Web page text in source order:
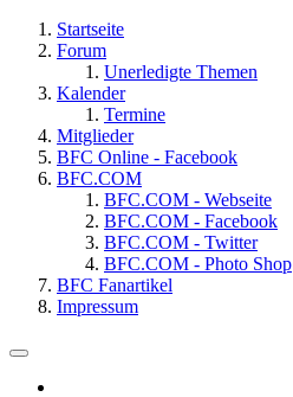
Startseite
Forum
Unerledigte Themen
Kalender
Termine
Mitglieder
BFC Online - Facebook
BFC.COM
BFC.COM - Webseite
BFC.COM - Facebook
BFC.COM - Twitter
BFC.COM - Photo Shop
BFC Fanartikel
Impressum